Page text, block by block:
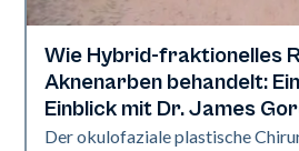
Aerolase-Technologie
Wie Hybrid-fraktionelles
Aknenarben behandelt:
Einblick mit Dr. James
Der okulofaziale plastische